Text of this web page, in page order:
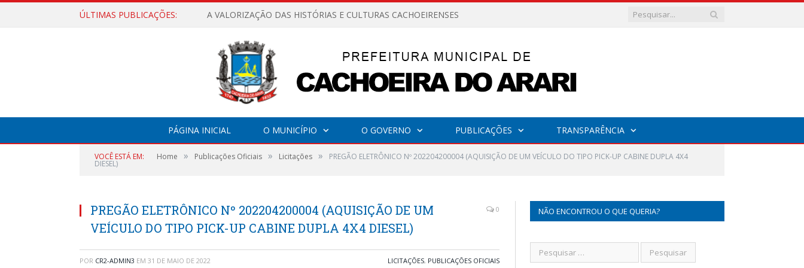
ÚLTIMAS PUBLICAÇÕES: A VALORIZAÇÃO DAS HISTÓRIAS E CULTURAS CACHOEIRENSES
PÁGINA INICIAL O MUNICÍPIO O GOVERNO PUBLICAÇÕES TRANSPARÊNCIA
VOCÊ ESTÁ EM: Home » Publicações Oficiais » Licitações » PREGÃO ELETRÔNICO Nº 202204200004 (AQUISIÇÃO DE UM VEÍCULO DO TIPO PICK-UP CABINE DUPLA 4X4
DIESEL)
PREGÃO ELETRÔNICO Nº 202204200004 (AQUISIÇÃO DE UM
VEÍCULO DO TIPO PICK-UP CABINE DUPLA 4X4 DIESEL)
0
POR CR2-ADMIN3 EM 31 DE MAIO DE 2022 LICITAÇÕES, PUBLICAÇÕES OFICIAIS
NÃO ENCONTROU O QUE QUERIA?